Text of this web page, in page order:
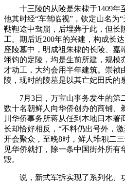
十三陵的从陵是朱棣于1409年至
他其时经“车驾临视”，钦定山名为
鞑靼途中驾崩，后埋葬于此，但长
工。期后近200年的兴建，构成长
座陵墓中，明成祖朱棣的长陵、嘉
翊钧的定陵，均是生前所建，规模
才动工，大约会用半年建筑。崇祯
陵，现时的陵墓是以其亡妃田氏的
7月3日，万宝山事务发生的第
数十名朝鲜人向华侨创办的商铺、
川华侨事务所蒋从任到本地日本署
长却恰好相反，“不料仍出号外，
开会聚众，至晚8时，鲜人堆积二
见华侨就打，除一条中国街外所有
毁。
说，新式军拆实现了系列化、